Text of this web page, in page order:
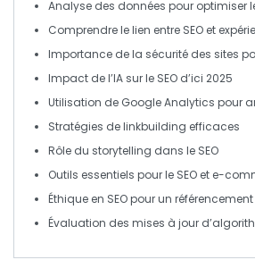
Analyse des données pour optimiser
Comprendre le lien entre SEO et
Importance de la sécurité des sites
Impact de l’IA sur le SEO d’ici 2025
Utilisation de Google Analytics pour
Stratégies delinkbuilding efficaces
Rôle du storytelling dans le SEO
Outils essentiels pour le SEO et e-
Éthique en SEOpour un
Évaluation des mises à jour d’